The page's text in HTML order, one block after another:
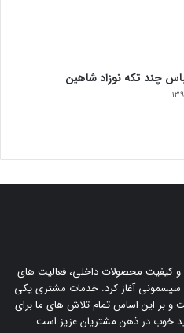
چند تکه نوزاد شاهین
و کیفیت محصولات داخلی، فعالیت های
سیسمونی آغاز کرد. خدمات مشتری یکی
و بر این اساس تمام تلاش های ما برای
خوب در ذهن مشتریان عزیز است.